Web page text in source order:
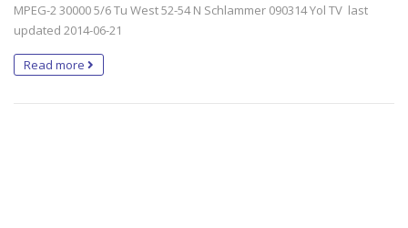
MPEG-2 30000 5/6 Tu West 52-54 N Schlammer 090314 Yol TV last
updated 2014-06-21
Read more